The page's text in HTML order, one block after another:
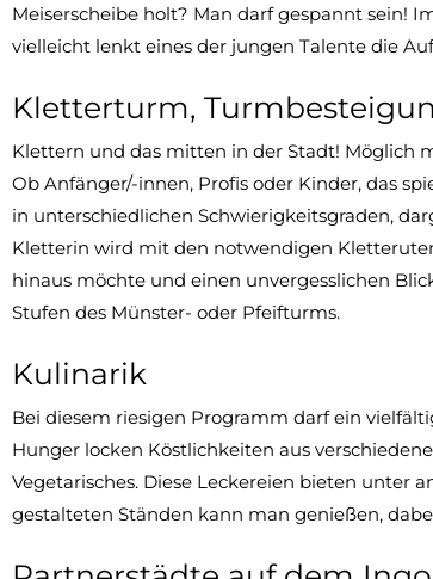
Meiserscheibe holt? Man darf gespannt sein!
vielleicht lenkt eines der jungen Talente die
Kletterturm,
Klettern und das mitten in der Stadt! Möglich
Ob Anfänger/-innen, Profis oder Kinder, das
in unterschiedlichen Schwierigkeitsgraden,
Kletterin wird mit den notwendigen
hinaus möchte und einen unvergesslichen
Stufen des Münster- oder Pfeifturms.
Kulinarik
Bei diesem riesigen Programm darf ein
Hunger locken Köstlichkeiten aus
Vegetarisches. Diese Leckereien bieten unter
gestalteten Ständen kann man genießen,